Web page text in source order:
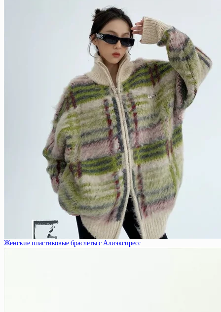
Женские пластиковые браслеты с Алиэкспресс